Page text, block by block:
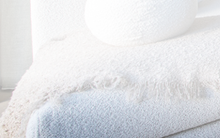
Onze vloeren
Toepassing
Advies